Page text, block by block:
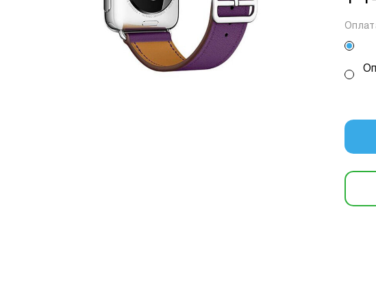
За допомогою
одним з двох способів.
платежів, від 2 до
або за
Для оформлення
відкритий ліміт на